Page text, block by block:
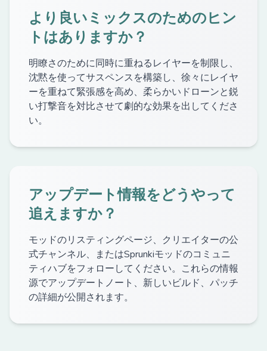
より良いミックスのためのヒン
トはありますか？
明瞭さのために同時に重ねるレイヤーを制限し、
沈黙を使ってサスペンスを構築し、徐々にレイヤ
ーを重ねて緊張感を高め、柔らかいドローンと鋭
い打撃音を対比させて劇的な効果を出してくださ
い。
アップデート情報をどうやって
追えますか？
モッドのリスティングページ、クリエイターの公
式チャンネル、またはSprunkiモッドのコミュニ
ティハブをフォローしてください。これらの情報
源でアップデートノート、新しいビルド、パッチ
の詳細が公開されます。